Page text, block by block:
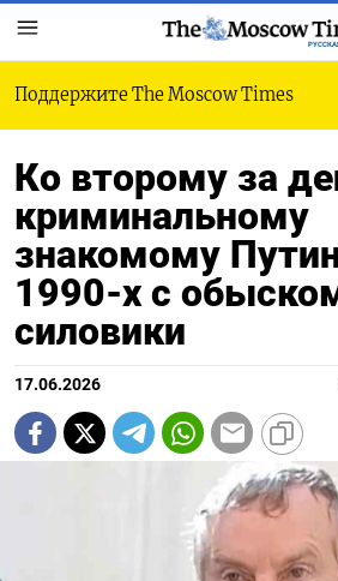
Поддержите The Moscow Times
Ко второму за
криминальному
знакомому
1990-х с
силовики
17.06.2026